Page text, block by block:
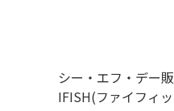
シー・エフ・デー
IFISH(ファイフィ